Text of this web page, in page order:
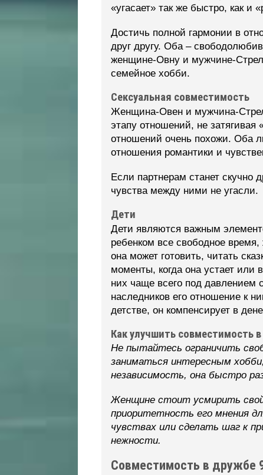
«угасает» так же быстро, как и
Достичь полной гармонии в
друг другу. Оба –
женщине-Овну и мужчине-
семейное хобби.
Сексуальная совместимость
Женщина-Овен и мужчина-
этапу отношений, не
отношений очень похожи. Оба
отношения романтики и
Если партнерам станет скучно
чувства между ними не угасли.
Дети
Дети являются важным
ребенком все свободное
она может готовить, читать
моменты, когда она устает
них чаще всего под давлением
наследников его отношение к
детстве, он компенсирует в
Как улучшить совместимость
Не пытайтесь ограничить
заниматься интересным
независимость, она быстро
Женщине стоит усмирить
приоритетность его мнения
чувствах или сделать шаг к
нежности.
Совместимость в дружбе